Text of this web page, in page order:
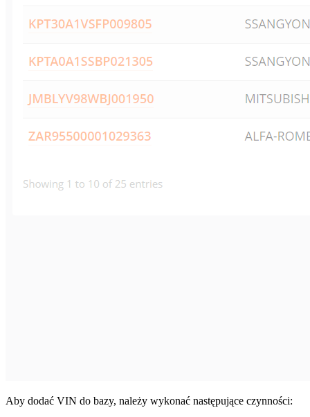
Aby dodać VIN do bazy, należy wykonać następujące czynności: